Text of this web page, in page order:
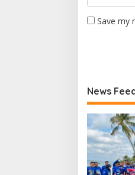
Save my
News